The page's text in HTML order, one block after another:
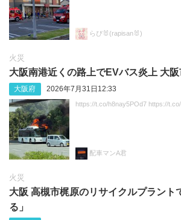
らぴ🐰(rapisan🐰)
火災
大阪南港近くの路上でEVバス炎上 大
大阪府 2026年7月31日12:33
https://t.co/h8nay5POd7 https://
配車マンA君
火災
大阪 高槻市梶原のリサイクルプラント
る」